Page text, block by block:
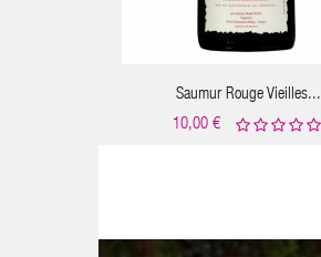
Saumur Rouge Vieilles...
10,00 €